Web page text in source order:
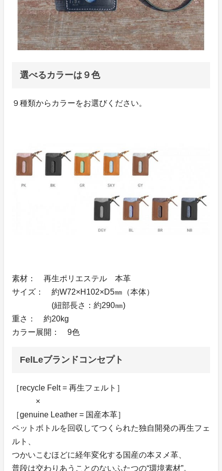
選べるカラーは９色
９種類からカラーをお選びください。
素材： 再生ポリエステル 本革
サイズ： 約W72×H102×D5㎜（本体）
(紐部長さ：約290㎜)
重さ： 約20kg
カラー展開： 9色
FelLeブランドコンセプト
［recycle Felt = 再生フェルト］
×
［genuine Leather = 国産本革］
ペットボトルを回収してつくられた独自開発の再生フェ
ルト、
つかいこむほどに経年変化する国産の本ヌメ革、
普段は交わりあうことのないふたつの“環境素材”。